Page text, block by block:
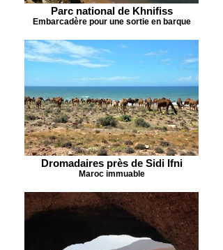
Parc national de Khnifiss
Embarcadère pour une sortie en barque
Dromadaires près de Sidi Ifni
Maroc immuable